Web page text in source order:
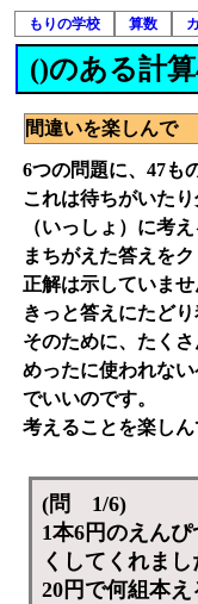
もりの学校 算数
()のある計算
間違いを楽しんで
6つの問題に、47も
これは待ちがいた
（いっしょ）に考
まちがえた答えを
正解は示していま
きっと答えにたどり
そのために、たくさ
めったに使われな
でいいのです。
考えることを楽しん
(問 1/6)
1本6円のえん
くしてくれまし
20円で何組本え